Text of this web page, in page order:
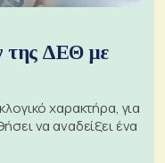
της ΔΕΘ με
χαρακτήρα, για
να αναδείξει ένα